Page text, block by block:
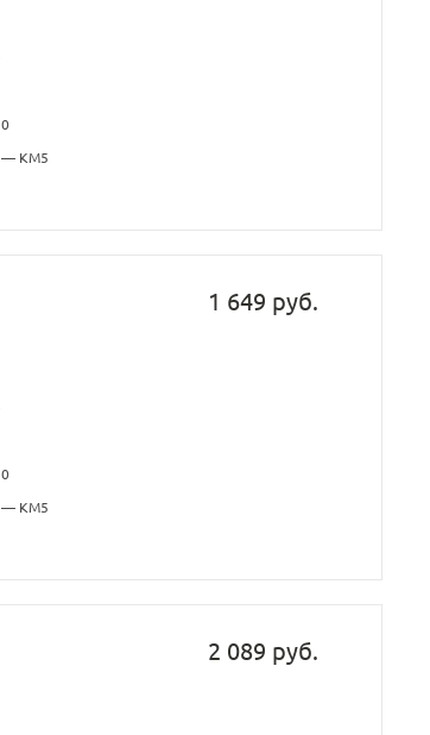
— КМ5
1 649 руб.
— КМ5
2 089 руб.